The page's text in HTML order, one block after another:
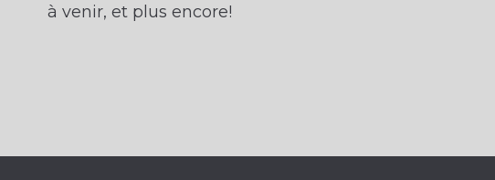
à venir, et plus encore!